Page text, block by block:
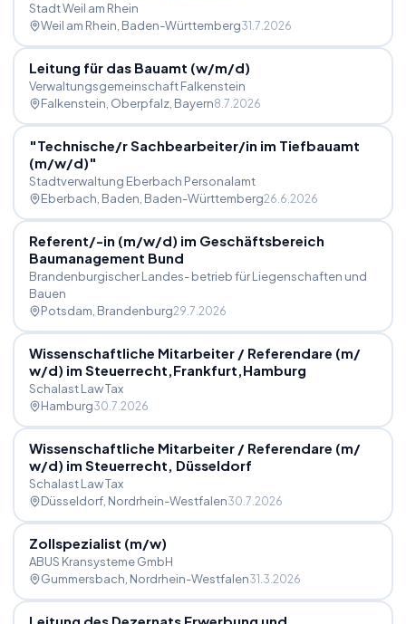
Stadt Weil am Rhein
Weil am Rhein , Baden-Württemberg31.7.2026
Leitung für das Bauamt (w/m/d)
Verwaltungsgemeinschaft Falkenstein
Falkenstein, Oberpfalz, Bayern8.7.2026
"Technische/r Sachbearbeiter/in im Tiefbauamt
(m/w/d)"
Stadtverwaltung Eberbach Personalamt
Eberbach, Baden , Baden-Württemberg26.6.2026
Referent/-in (m/w/d) im Geschäftsbereich
Baumanagement Bund
Brandenburgischer Landes- betrieb für Liegenschaften und
Bauen
Potsdam , Brandenburg29.7.2026
Wissenschaftliche Mitarbeiter /Referendare (m/
w/d) im Steuerrecht,Frankfurt,Hamburg
Schalast Law Tax
Hamburg30.7.2026
Wissenschaftliche Mitarbeiter /Referendare (m/
w/d) im Steuerrecht, Düsseldorf
Schalast Law Tax
Düsseldorf, Nordrhein-Westfalen30.7.2026
Zollspezialist (m/w)
ABUS Kransysteme GmbH
Gummersbach , Nordrhein-Westfalen31.3.2026